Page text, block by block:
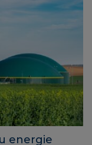
energie